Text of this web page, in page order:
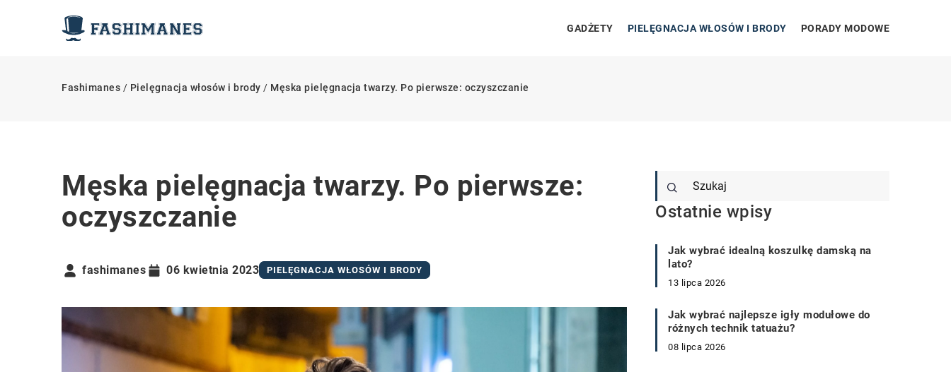
GADŻETY PIELĘGNACJA WŁOSÓW I BRODY PORADY MODOWE
Fashimanes / Pielęgnacja włosów i brody / Męska pielęgnacja twarzy. Po pierwsze: oczyszczanie
Męska pielęgnacja twarzy. Po pierwsze:
oczyszczanie
fashimanes 06 kwietnia 2023 PIELĘGNACJA WŁOSÓW I BRODY
Ostatnie wpisy
Jak wybrać idealną koszulkę damską na
lato?
13 lipca 2026
Jak wybrać najlepsze igły modułowe do
różnych technik tatuażu?
08 lipca 2026